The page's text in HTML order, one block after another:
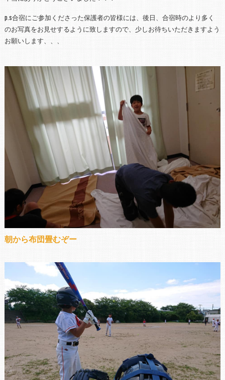
p.s合宿にご参加くださった保護者の皆様には、後日、合宿時のより多く
のお写真をお見せするように致しますので、少しお待ちいただきますよう
お願いします、、、
朝から布団畳むぞー